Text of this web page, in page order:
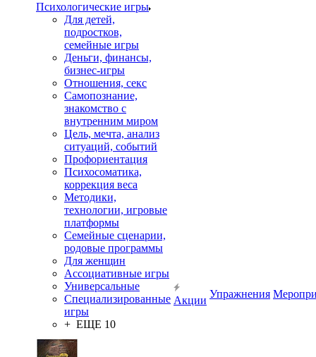
Психологические игры
Для детей,
подростков,
семейные игры
Деньги, финансы,
бизнес-игры
Отношения, секс
Самопознание,
знакомство с
внутренним миром
Цель, мечта, анализ
ситуаций, событий
Профориентация
Психосоматика,
коррекция веса
Методики,
технологии, игровые
платформы
Семейные сценарии,
родовые программы
Для женщин
Ассоциативные игры
Универсальные
Специализированные
игры
+ ЕЩЕ 10
Акции
Упражнения